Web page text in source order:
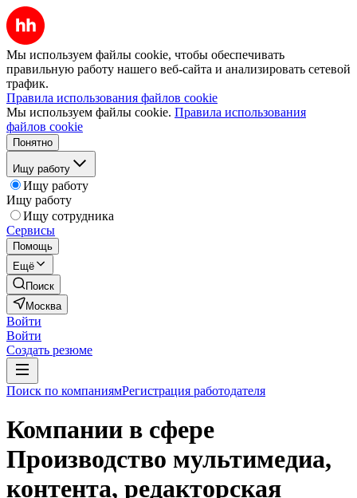
Мы используем файлы cookie, чтобы обеспечивать
правильную работу нашего веб-сайта и анализировать сетевой
трафик.
Правила использования файлов cookie
Мы используем файлы cookie. Правила использования
файлов cookie
Понятно
Ищу работу
Ищу работу
Ищу работу
Ищу сотрудника
Сервисы
Помощь
Ещё
Поиск
Москва
Войти
Войти
Создать резюме
Поиск по компаниямРегистрация работодателя
Компании в сфере
Производство мультимедиа,
контента, редакторская